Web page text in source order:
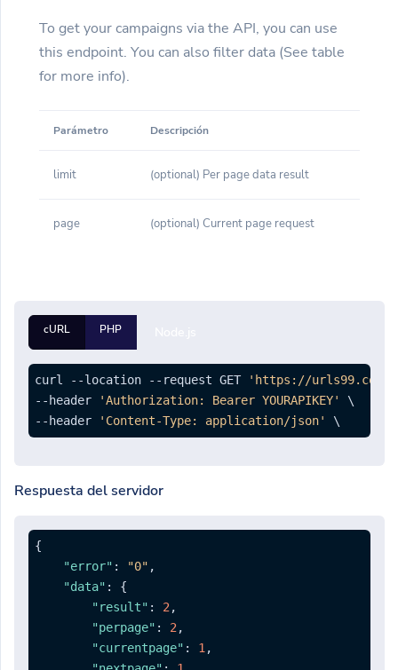
To get your campaigns via the API, you can use
this endpoint. You can also filter data (See table
for more info).
Parámetro Descripción
limit (optional) Per page data result
page (optional) Current page request
cURL PHP
curl --location --request GET
'https://urls99.com/
--header
'Authorization: Bearer YOURAPIKEY'
\
--header
'Content-Type: application/json'
Respuesta del servidor
{
"error" : "0" ,
"data" :
{
"result" : 2,
"perpage" : 2,
"currentpage" : 1 ,